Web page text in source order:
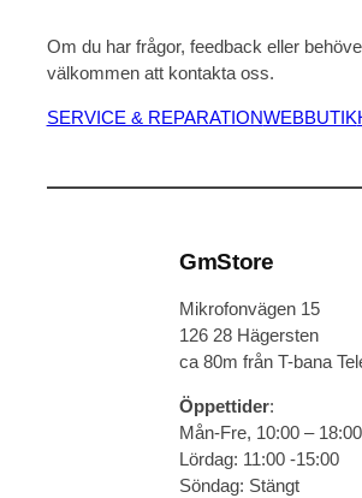
Om du har frågor, feedback eller
välkommen att kontakta oss.
SERVICE & REPARATIONWEBBUTIK
GmStore
Mikrofonvägen 15
126 28 Hägersten
ca 80m från T-bana
Öppettider:
Mån-Fre, 10:00 – 18:00
Lördag: 11:00 -15:00
Söndag: Stängt